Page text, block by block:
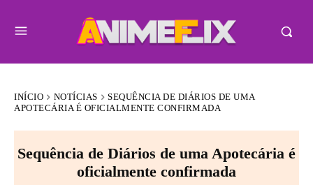
INÍCIO NOTÍCIAS
SEQUÊNCIA DE DIÁRIOS DE UMA
APOTECÁRIA É OFICIALMENTE CONFIRMADA
Sequência de Diários de uma Apotecária é
oficialmente confirmada